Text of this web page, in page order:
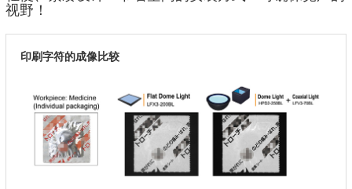
视野！
印刷字符的成像比较